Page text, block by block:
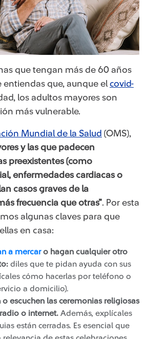
que tengan más de 60 años
que, aunque el covid-
los adultos mayores son
más vulnerable.
Mundial de la Salud​ (OMS),
y las que padecen
preexistentes (como
enfermedades cardiacas o
casos graves de la
frecuencia que otras”. Por esta
algunas claves para que
en casa:
a mercar​ o hagan cualquier otro
diles que te pidan ayuda con sus
cómo hacerlas por teléfono o
a domicilio).
o escuchen las ceremonias religiosas
o internet. Además, explícales
están cerradas. Es esencial que